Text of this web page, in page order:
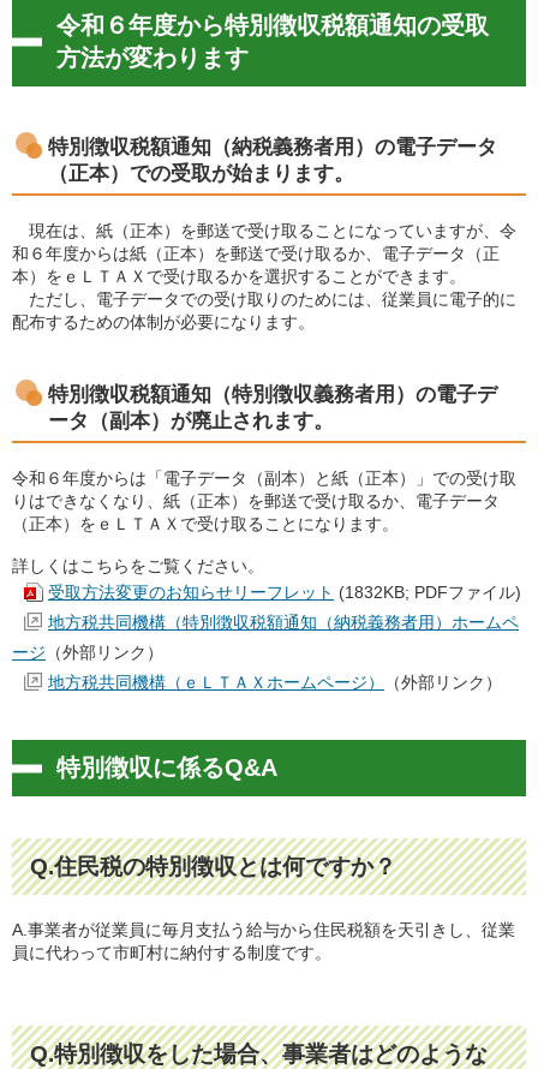
令和６年度から特別徴収税額通知の受取
方法が変わります
特別徴収税額通知（納税義務者用）の電子データ
（正本）での受取が始まります。
現在は、紙（正本）を郵送で受け取ることになっていますが、令
和６年度からは紙（正本）を郵送で受け取るか、電子データ（正
本）をｅＬＴＡＸで受け取るかを選択することができます。
ただし、電子データでの受け取りのためには、従業員に電子的に
配布するための体制が必要になります。
特別徴収税額通知（特別徴収義務者用）の電子デ
ータ（副本）が廃止されます。
令和６年度からは「電子データ（副本）と紙（正本）」での受け取
りはできなくなり、紙（正本）を郵送で受け取るか、電子データ
（正本）をｅＬＴＡＸで受け取ることになります。
詳しくはこちらをご覧ください。
受取方法変更のお知らせリーフレット (1832KB; PDFファイル)
地方税共同機構（特別徴収税額通知（納税義務者用）ホームペ
ージ （外部リンク）
地方税共同機構（ｅＬＴＡＸホームページ）
（外部リンク）
特別徴収に係るQ&A
Q.住民税の特別徴収とは何ですか？
A.事業者が従業員に毎月支払う給与から住民税額を天引きし、従業
員に代わって市町村に納付する制度です。
Q.特別徴収をした場合、事業者はどのような